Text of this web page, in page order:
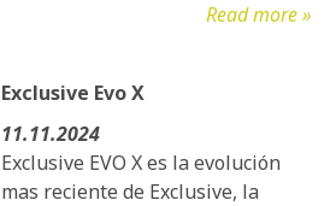
Read more »
Exclusive Evo X
11.11.2024
Exclusive EVO X es la evolución
mas reciente de Exclusive, la